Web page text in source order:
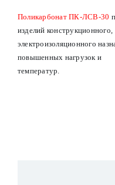
Поликарбонат ПК-ЛСВ-30
изделий конструкционного,
электроизоляционного
повышенных нагрузок и
температур.